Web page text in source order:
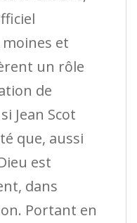
moines et
un rôle
de
Jean Scot
que, aussi
est
dans
Portant en